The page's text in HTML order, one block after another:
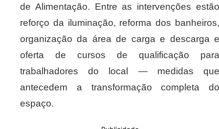
de Alimentação. Entre as intervenções estão
reforço da iluminação, reforma dos banheiros,
organização da área de carga e descarga e
oferta de cursos de qualificação para
trabalhadores do local — medidas que
antecedem a transformação completa do
espaço.